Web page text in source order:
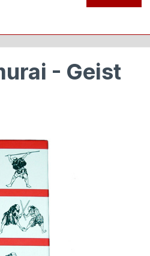
- Geist